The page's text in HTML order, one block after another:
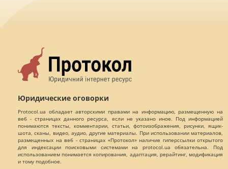
Юридические оговорки
Protocol.ua обладает авторскими правами на информацию, размещенную на
веб - страницах данного ресурса, если не указано иное. Под информацией
понимаются тексты, комментарии, статьи, фотоизображения, рисунки, ящик-
шота, сканы, видео, аудио, другие материалы. При использовании материалов,
размещенных на веб - страницах «Протокол» наличие гиперссылки открытого
для индексации поисковыми системами на protocol.ua обязательна. Под
использованием понимается копирования, адаптация, рерайтинг, модификация
и тому подобное.